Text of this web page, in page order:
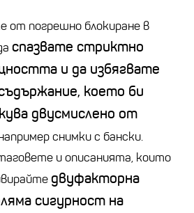
от погрешно блокиране в
спазвате стриктно
и да избягвате
което би
двусмислено от
снимки с бански.
и описанията, които
двуфакторна
сигурност на